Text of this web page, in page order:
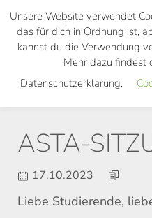
Skip
main
ASTA-
17.10.2023
Liebe Studierende,
Unsere Website verwendet
das für dich in Ordnung ist,
kannst du die Verwendung
Mehr dazu findest
Datenschutzerklärung.